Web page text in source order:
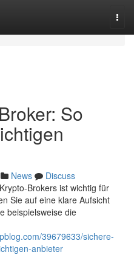
So
News
Discuss
Brokers ist wichtig für
Sie auf eine klare Aufsicht
beispielsweise die
39679633/sichere-
anbieter